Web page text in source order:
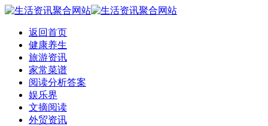
返回首页
健康养生
旅游资讯
家常菜谱
阅读分析答案
娱乐界
文摘阅读
外贸资讯